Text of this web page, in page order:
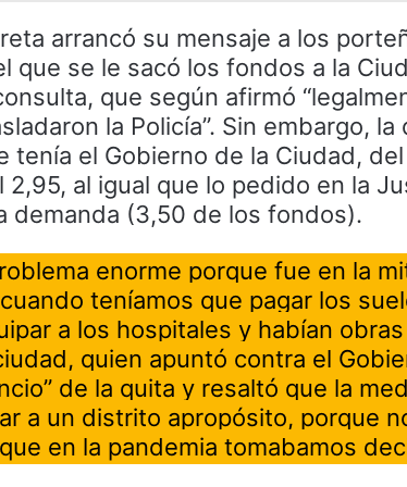
arrancó su mensaje a los
que se le sacó los fondos a la
que según afirmó
la Policía”. Sin embargo,
tenía el Gobierno de la Ciudad,
2,95, al igual que lo pedido en la
demanda (3,50 de los fondos).
enorme porque fue en la
teníamos que pagar los
a los hospitales y habían
quien apuntó contra el
de la quita y resaltó que la
a un distrito apropósito, porque
en la pandemia tomabamos